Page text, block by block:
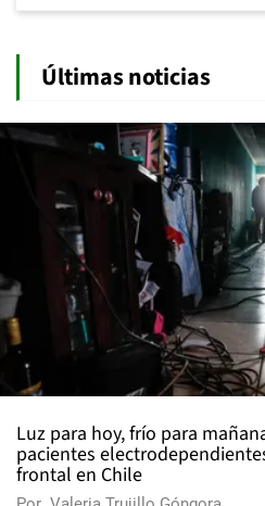
Últimas noticias
Luz para hoy, frío para
pacientes
frontal en Chile